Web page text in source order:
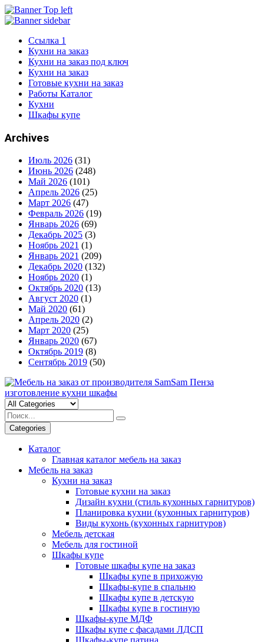
Ссылка 1
Кухни на заказ
Кухни на заказ под ключ
Кухни на заказ
Готовые кухни на заказ
Работы Каталог
Кухни
Шкафы купе
Archives
Июль 2026 (31)
Июнь 2026 (248)
Май 2026 (101)
Апрель 2026 (25)
Март 2026 (47)
Февраль 2026 (19)
Январь 2026 (69)
Декабрь 2025 (3)
Ноябрь 2021 (1)
Январь 2021 (209)
Декабрь 2020 (132)
Ноябрь 2020 (1)
Октябрь 2020 (13)
Август 2020 (1)
Май 2020 (61)
Апрель 2020 (2)
Март 2020 (25)
Январь 2020 (67)
Октябрь 2019 (8)
Сентябрь 2019 (50)
Categories
Каталог
Главная каталог мебель на заказ
Мебель на заказ
Кухни на заказ
Готовые кухни на заказ
Дизайн кухни (стиль кухонных гарнитуров)
Планировка кухни (кухонных гарнитуров)
Виды кухонь (кухонных гарнитуров)
Мебель детская
Мебель для гостиной
Шкафы купе
Готовые шкафы купе на заказ
Шкафы купе в прихожую
Шкафы-купе в спальню
Шкафы купе в детскую
Шкафы купе в гостиную
Шкафы-купе МДФ
Шкафы купе с фасадами ЛДСП